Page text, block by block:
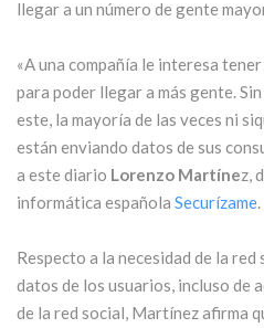
llegar a un número de gente
«A una compañía le interesa
para poder llegar a más gente.
este, la mayoría de las veces ni
están enviando datos de sus
a este diario Lorenzo Martínez,
informática española Securízame.
Respecto a la necesidad de la
datos de los usuarios, incluso de
de la red social, Martínez afirma